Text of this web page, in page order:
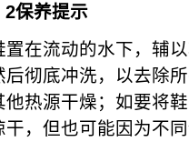
2保养提示
置在流动的水下，辅
后彻底冲洗，以去除
他热源干燥；如要将
干，但也可能因为不